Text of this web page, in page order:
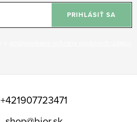
PRIHLÁSIŤ SA
+421907723471